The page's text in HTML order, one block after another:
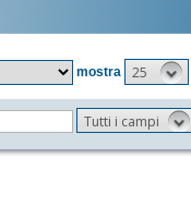
mostra
25
Tutti i campi